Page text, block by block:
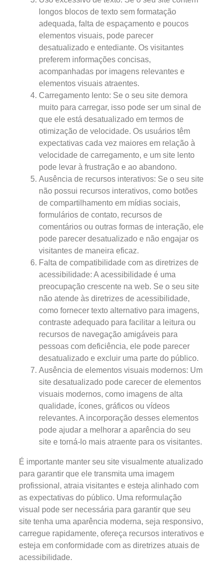
longos blocos de texto sem formatação
adequada, falta de espaçamento e poucos
elementos visuais, pode parecer
desatualizado e entediante. Os visitantes
preferem informações concisas,
acompanhadas por imagens relevantes e
elementos visuais atraentes.
Carregamento lento: Se o seu site demora
muito para carregar, isso pode ser um sinal de
que ele está desatualizado em termos de
otimização de velocidade. Os usuários têm
expectativas cada vez maiores em relação à
velocidade de carregamento, e um site lento
pode levar à frustração e ao abandono.
Ausência de recursos interativos: Se o seu site
não possui recursos interativos, como botões
de compartilhamento em mídias sociais,
formulários de contato, recursos de
comentários ou outras formas de interação, ele
pode parecer desatualizado e não engajar os
visitantes de maneira eficaz.
Falta de compatibilidade com as diretrizes de
acessibilidade: A acessibilidade é uma
preocupação crescente na web. Se o seu site
não atende às diretrizes de acessibilidade,
como fornecer texto alternativo para imagens,
contraste adequado para facilitar a leitura ou
recursos de navegação amigáveis para
pessoas com deficiência, ele pode parecer
desatualizado e excluir uma parte do público.
Ausência de elementos visuais modernos: Um
site desatualizado pode carecer de elementos
visuais modernos, como imagens de alta
qualidade, ícones, gráficos ou vídeos
relevantes. A incorporação desses elementos
pode ajudar a melhorar a aparência do seu
site e torná-lo mais atraente para os visitantes.
É importante manter seu site visualmente atualizado
para garantir que ele transmita uma imagem
profissional, atraia visitantes e esteja alinhado com
as expectativas do público. Uma reformulação
visual pode ser necessária para garantir que seu
site tenha uma aparência moderna, seja responsivo,
carregue rapidamente, ofereça recursos interativos e
esteja em conformidade com as diretrizes atuais de
acessibilidade.